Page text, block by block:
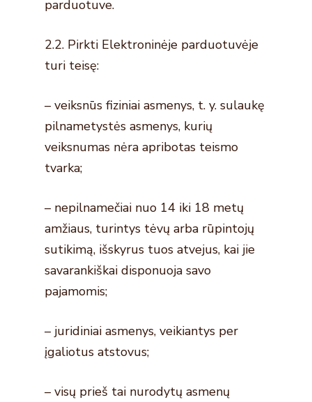
parduotuve.
2.2. Pirkti Elektroninėje parduotuvėje
turi teisę:
– veiksnūs fiziniai asmenys, t. y. sulaukę
pilnametystės asmenys, kurių
veiksnumas nėra apribotas teismo
tvarka;
– nepilnamečiai nuo 14 iki 18 metų
amžiaus, turintys tėvų arba rūpintojų
sutikimą, išskyrus tuos atvejus, kai jie
savarankiškai disponuoja savo
pajamomis;
– juridiniai asmenys, veikiantys per
įgaliotus atstovus;
– visų prieš tai nurodytų asmenų